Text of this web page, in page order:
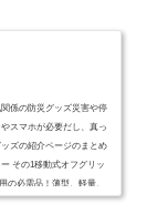
係の防災グッズ災害や停
スマホが必要だし、真っ
ズの紹介ページのまとめ
その1移動式オフグリッ
の必需品！薄型、軽量、
の必需品！地震や停電の